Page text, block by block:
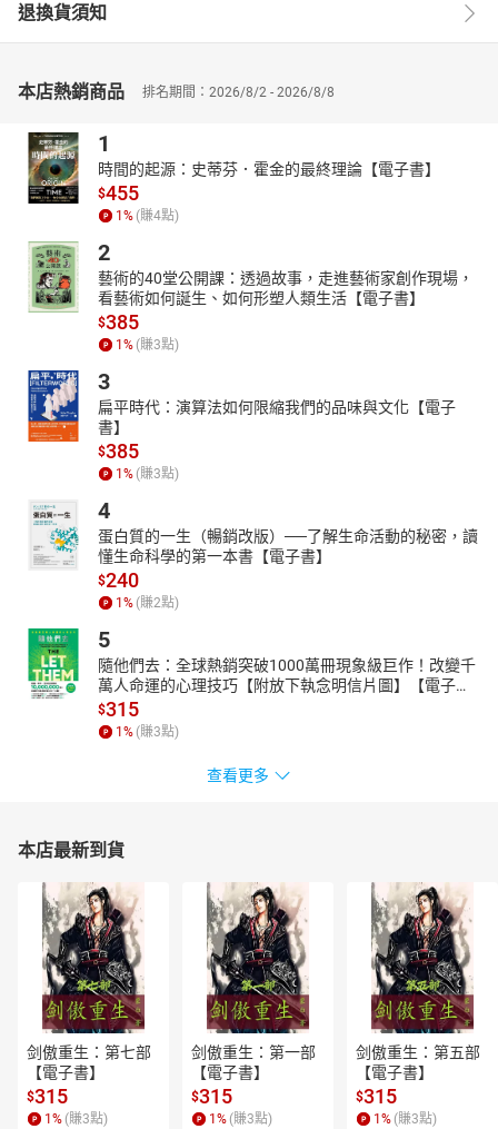
退換貨須知
本店熱銷商品 排名期間：2026/8/2 - 2026/8/8
1
時間的起源：史蒂芬．霍金的最終理論【電子書】
$455
1 % (賺4點)
2
藝術的40堂公開課：透過故事，走進藝術家創作現場，
看藝術如何誕生、如何形塑人類生活【電子書】
$385
1 % (賺3點)
3
扁平時代：演算法如何限縮我們的品味與文化【電子
書】
$385
1 % (賺3點)
4
蛋白質的一生（暢銷改版）──了解生命活動的秘密，讀
懂生命科學的第一本書【電子書】
$240
1 % (賺2點)
5
隨他們去：全球熱銷突破1000萬冊現象級巨作！改變千
萬人命運的心理技巧【附放下執念明信片圖】【電子
書】
$315
1 % (賺3點)
查看更多
本店最新到貨
剑傲重生：第七部
【電子書】
$315
1 % (賺3點)
剑傲重生：第一部
【電子書】
$315
1 % (賺3點)
剑傲重生：第五部
【電子書】
$315
1 % (賺3點)